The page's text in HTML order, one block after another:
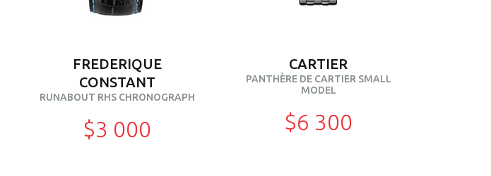
FREDERIQUE
CONSTANT
RUNABOUT RHS CHRONOGRAPH
$3 000
CARTIER
PANTHÈRE DE CARTIER SMALL
MODEL
$6 300